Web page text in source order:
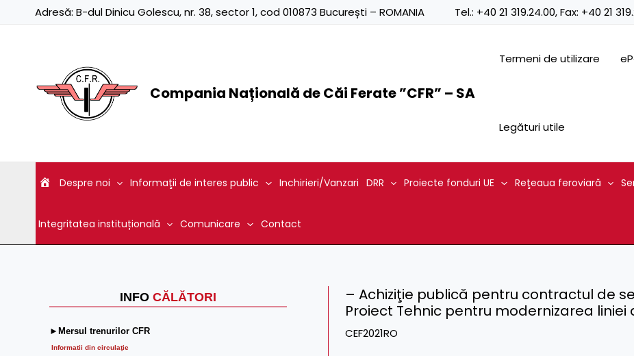
Adresă: B-dul Dinicu Golescu, nr. 38, sector 1, cod 010873 București – ROMANIA Tel.: +40 21 319.24.00, Fax: +40 21
Compania Națională de Căi Ferate ”CFR” – SA
Termeni de utilizare
Legături utile
Despre noi Informaţii de interes public Inchirieri/Vanzari DRR Proiecte fonduri UE Reţeaua feroviară
Integritatea instituțională Comunicare Contact
INFO CĂLĂTORI
►Mersul trenurilor CFR
Informatii din circulaţie
– Achiziţie publică pentru contractul de
Proiect Tehnic pentru modernizarea
CEF2021RO